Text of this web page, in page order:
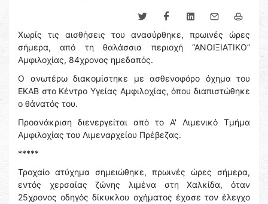
Χωρίς τις αισθήσεις του ανασύρθηκε, πρωινές ώρες
σήμερα, από τη θαλάσσια περιοχή “ΑΝΟΙΞΙΑΤΙΚΟ”
Αμφιλοχίας, 84χρονος ημεδαπός.
Ο ανωτέρω διακομίστηκε με ασθενοφόρο όχημα του
ΕΚΑΒ στο Κέντρο Υγείας Αμφιλοχίας, όπου διαπιστώθηκε
ο θάνατός του.
Προανάκριση διενεργείται από το Α' Λιμενικό Τμήμα
Αμφιλοχίας του Λιμεναρχείου Πρέβεζας.
*****
Τροχαίο ατύχημα σημειώθηκε, πρωινές ώρες σήμερα,
εντός χερσαίας ζώνης λιμένα στη Χαλκίδα, όταν
25χρονος οδηγός δίκυκλου οχήματος έχασε τον έλεγχο